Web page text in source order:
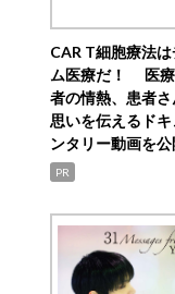
CAR T細胞療法
ム医療だ！ 医
者の情熱、患者
思いを伝えるドキ
ンタリー動画を公
PR